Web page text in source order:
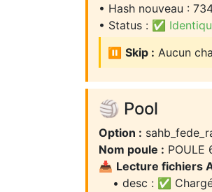
• Hash nouveau :
• Status : ✅
⏸️ Skip : Aucun
🏐 Pool
Option :
Nom poule : POULE
📥 Lecture fichiers
• desc : ✅